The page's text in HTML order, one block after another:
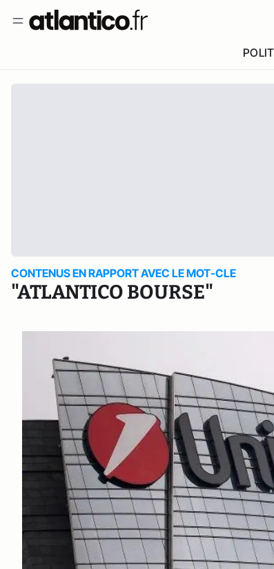
CONTENUS EN RAPPORT AVEC LE MOT-CLE
"ATLANTICO BOURSE"